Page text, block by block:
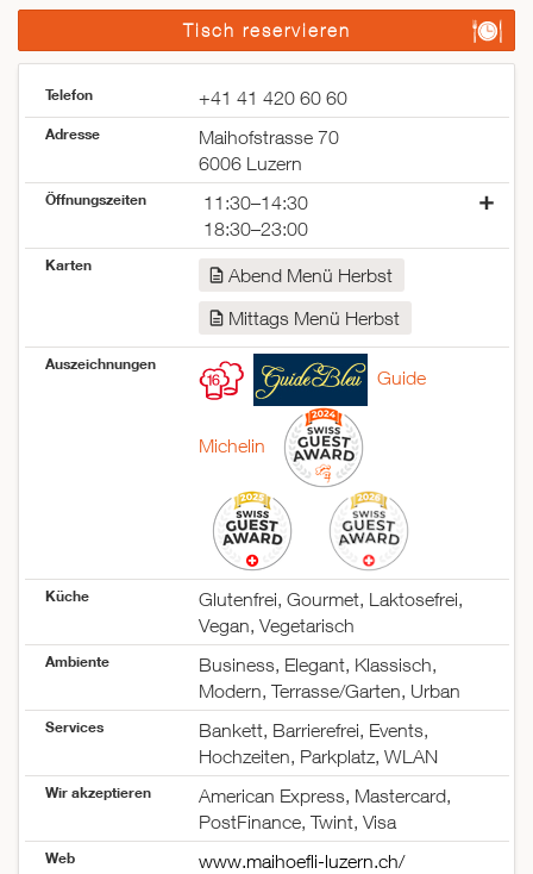
Tisch reservieren
Telefon +41 41 420 60 60
Adresse
Maihofstrasse 70
6006 Luzern
Öffnungszeiten
11:30–14:30
18:30–23:00
Montag
Donnerstag
geschlossen
geschlossen
11:30–14:30
18:30–23:00
11:30–14:30
18:30–23:00
11:30–14:30
18:30–23:00
11:30–14:30
18:30–23:00
geschlossen
Karten
Abend Menü Herbst
Mittags Menü Herbst
Auszeichnungen
Guide
Michelin
Küche
Glutenfrei, Gourmet, Laktosefrei,
Vegan, Vegetarisch
Ambiente
Business, Elegant, Klassisch,
Modern, Terrasse/Garten, Urban
Services
Bankett, Barrierefrei, Events,
Hochzeiten, Parkplatz, WLAN
Wir akzeptieren
American Express, Mastercard,
PostFinance, Twint, Visa
Web
www.maihoefli-luzern.ch/